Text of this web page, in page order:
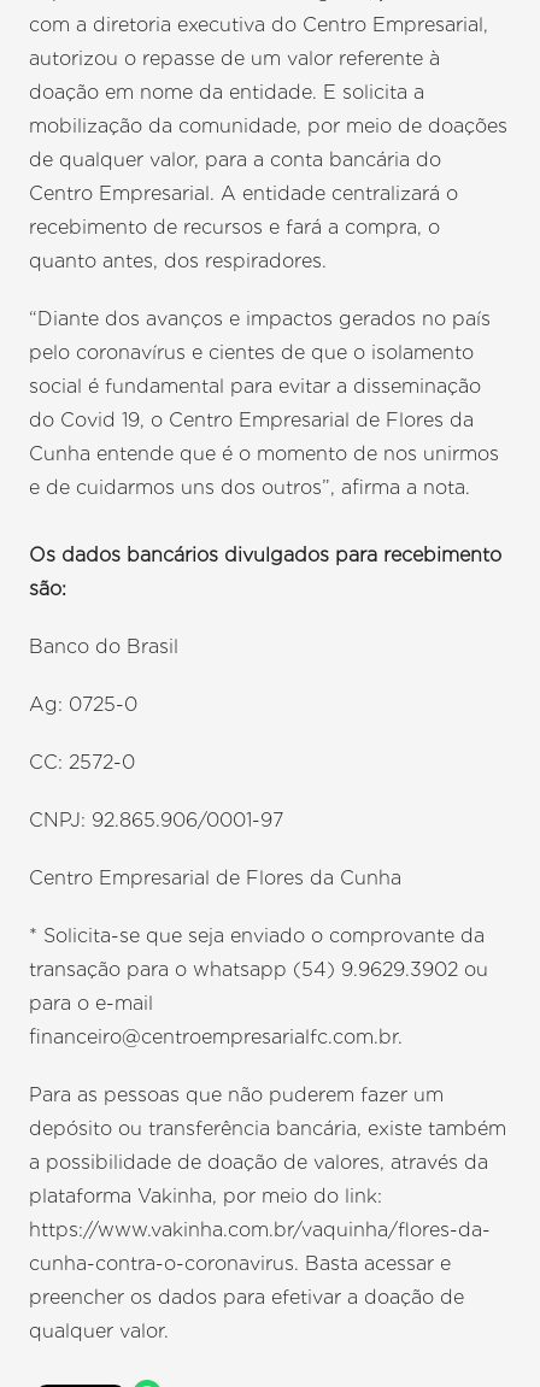
com a diretoria executiva do Centro Empresarial,
autorizou o repasse de um valor referente à
doação em nome da entidade. E solicita a
mobilização da comunidade, por meio de doações
de qualquer valor, para a conta bancária do
Centro Empresarial. A entidade centralizará o
recebimento de recursos e fará a compra, o
quanto antes, dos respiradores.
“Diante dos avanços e impactos gerados no país
pelo coronavírus e cientes de que o isolamento
social é fundamental para evitar a disseminação
do Covid 19, o Centro Empresarial de Flores da
Cunha entende que é o momento de nos unirmos
e de cuidarmos uns dos outros”, afirma a nota.
Os dados bancários divulgados para recebimento
são:
Banco do Brasil
Ag: 0725-0
CC: 2572-0
CNPJ: 92.865.906/0001-97
Centro Empresarial de Flores da Cunha
* Solicita-se que seja enviado o comprovante da
transação para o whatsapp (54) 9.9629.3902 ou
para o e-mail
financeiro@centroempresarialfc.com.br.
Para as pessoas que não puderem fazer um
depósito ou transferência bancária, existe também
a possibilidade de doação de valores, através da
plataforma Vakinha, por meio do link:
https://www.vakinha.com.br/vaquinha/flores-da-
cunha-contra-o-coronavirus. Basta acessar e
preencher os dados para efetivar a doação de
qualquer valor.